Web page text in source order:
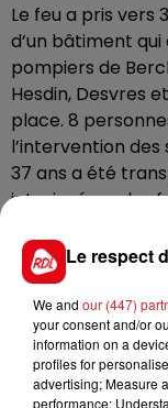
Le feu a pris vers
d’un bâtiment
pompiers de
Hesdin, Desvres
place. 8
l’intervention
37 ans a été
intoxiqué par les
sinistré et du
bailleur social.
l'incendie.
FIL
Le respect
We and our (447)
your consent and/or
information on a
profiles for
advertising; Measure
performance;